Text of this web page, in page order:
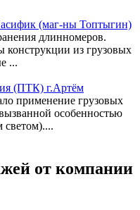
(маг-ны Топтыгин)
длинномеров.
из грузовых
...
(ПТК) г.Артём
применение грузовых
особенностью
от компании